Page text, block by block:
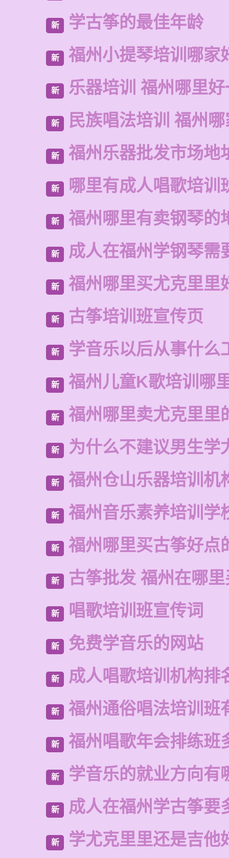
新 学古筝的最佳年龄
新 福州小提琴培训哪家
新 乐器培训 福州哪里
新 民族唱法培训 福州
新 福州乐器批发市场地
新 哪里有成人唱歌培训
新 福州哪里有卖钢琴的
新 成人在福州学钢琴需
新 福州哪里买尤克里里
新 古筝培训班宣传页
新 学音乐以后从事什么
新 福州儿童K歌培训哪
新 福州哪里卖尤克里里
新 为什么不建议男生学
新 福州仓山乐器培训机
新 福州音乐素养培训学
新 福州哪里买古筝好点
新 古筝批发 福州在哪
新 唱歌培训班宣传词
新 免费学音乐的网站
新 成人唱歌培训机构排
新 福州通俗唱法培训班
新 福州唱歌年会排练班
新 学音乐的就业方向有
新 成人在福州学古筝要
新 学尤克里里还是吉他